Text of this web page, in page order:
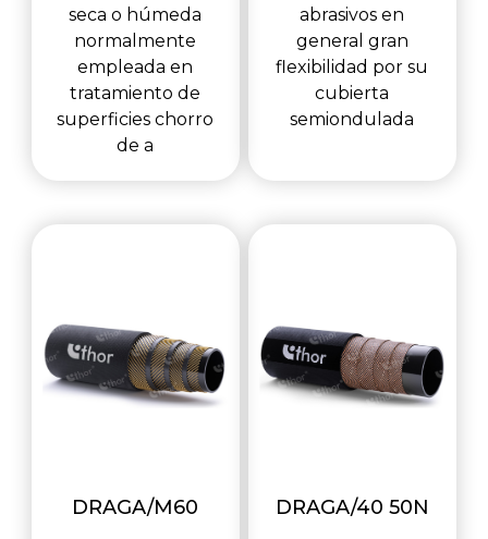
seca o húmeda
normalmente
empleada en
tratamiento de
superficies chorro
de a
abrasivos en
general gran
flexibilidad por su
cubierta
semiondulada
DRAGA/M60 DRAGA/40 50N